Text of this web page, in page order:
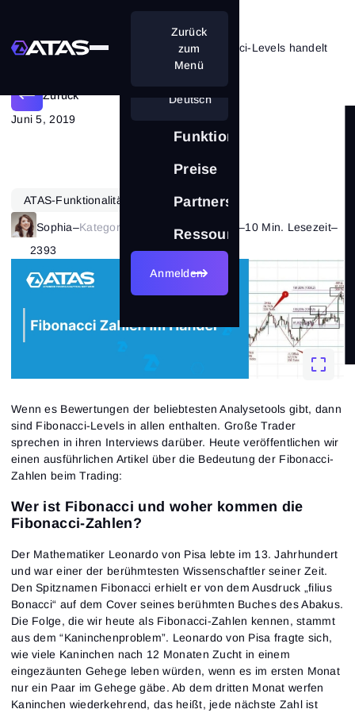
Funktionen
Preise
Partnerschaft
Ressourcen
Deutsch
Anmelden
Zurück
zum
Menü
Wie man an der Börse mit Fibonacci-Levels handelt
Zurück
Juni 5, 2019
ATAS-Funktionalität
Sophia–Kategorie: Technische Analyse –10 Min. Lesezeit–
2393
Wenn es Bewertungen der beliebtesten Analysetools gibt, dann
sind Fibonacci-Levels in allen enthalten. Große Trader
sprechen in ihren Interviews darüber. Heute veröffentlichen wir
einen ausführlichen Artikel über die Bedeutung der Fibonacci-
Zahlen beim Trading:
Wer ist Fibonacci und woher kommen die
Fibonacci-Zahlen?
Der Mathematiker Leonardo von Pisa lebte im 13. Jahrhundert
und war einer der berühmtesten Wissenschaftler seiner Zeit.
Den Spitznamen Fibonacci erhielt er von dem Ausdruck „filius
Bonacci“ auf dem Cover seines berühmten Buches des Abakus.
Die Folge, die wir heute als Fibonacci-Zahlen kennen, stammt
aus dem “Kaninchenproblem”. Leonardo von Pisa fragte sich,
wie viele Kaninchen nach 12 Monaten Zucht in einem
eingezäunten Gehege leben würden, wenn es im ersten Monat
nur ein Paar im Gehege gäbe. Ab dem dritten Monat werfen
Kaninchen wiederkehrend, das heißt, jede nächste Zahl ist